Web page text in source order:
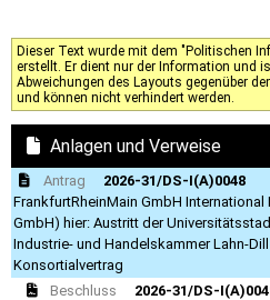
Dieser Text wurde mit dem "Politischen
erstellt. Er dient nur der Information und
Abweichungen des Layouts gegenüber
und können nicht verhindert werden.
Anlagen und Verweise
Antrag
2026-31/DS-I(A)0048
FrankfurtRheinMain GmbH
GmbH) hier: Austritt der
Industrie- und Handelskammer Lahn-
Konsortialvertrag
Beschluss
2026-31/DS-